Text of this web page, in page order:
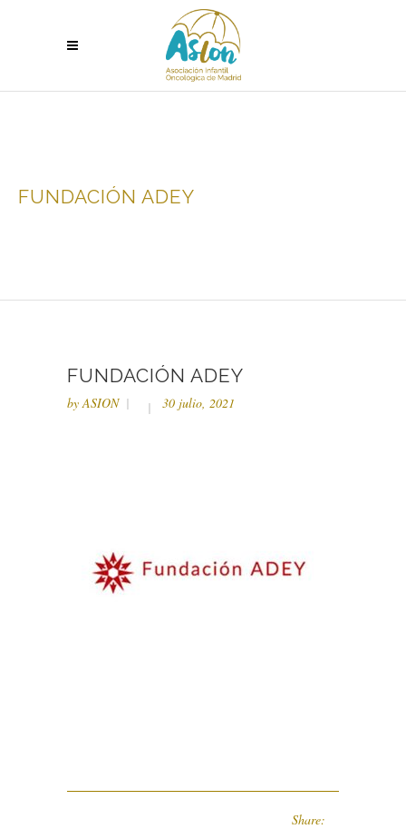
FUNDACIÓN ADEY
FUNDACIÓN ADEY
byASION 30 julio, 2021
Share: